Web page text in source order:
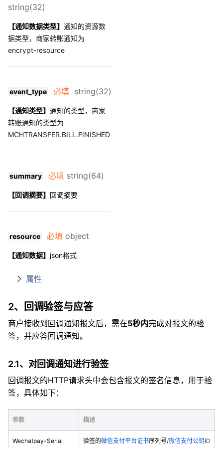
string(32)
【通知数据类型】 通知的资源数
据类型，商家转账通知为
encrypt-resource
event_type 必填 string(32)
【通知类型】 通知的类型，商家
转账通知的类型为
MCHTRANSFER.BILL.FINISHED
summary 必填 string(64)
【回调摘要】 回调摘要
resource 必填 object
【通知数据】 json格式
属性
2、回调验签与应答
商户接收到回调通知报文后，需在5秒内完成对报文的验
签，并应答回调通知。
2.1、对回调通知进行验签
回调报文的HTTP请求头中会包含报文的签名信息，用于验
签，具体如下：
参数 描述
Wechatpay-Serial 验签的微信支付平台证书序列号/微信支付公钥 ID